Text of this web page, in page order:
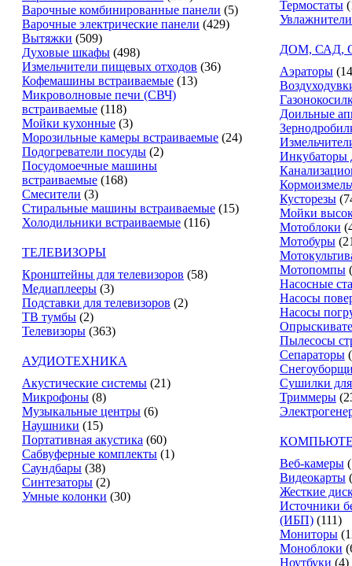
Варочные комбинированные панели (5)
Варочные электрические панели (429)
Вытяжки (509)
Духовые шкафы (498)
Измельчители пищевых отходов (36)
Кофемашины встраиваемые (13)
Микроволновые печи (СВЧ)
встраиваемые (118)
Мойки кухонные (3)
Морозильные камеры встраиваемые (24)
Подогреватели посуды (2)
Посудомоечные машины
встраиваемые (168)
Смесители (3)
Стиральные машины встраиваемые (15)
Холодильники встраиваемые (116)
ТЕЛЕВИЗОРЫ
Кронштейны для телевизоров (58)
Медиаплееры (3)
Подставки для телевизоров (2)
ТВ тумбы (2)
Телевизоры (363)
АУДИОТЕХНИКА
Акустические системы (21)
Микрофоны (8)
Музыкальные центры (6)
Наушники (15)
Портативная акустика (60)
Сабвуферные комплекты (1)
Саундбары (38)
Синтезаторы (2)
Умные колонки (30)
Термостаты
ДОМ, САД,
Аэраторы
Доильные
Инкубаторы
Кусторезы
Мойки
Мотоблоки
Мотобуры
Мотопомпы
Насосные
Насосы
Насосы
Пылесосы
Сепараторы
Сушилки
Триммеры
Веб-камеры
Видеокарты
Жесткие
Источники
(ИБП) (111)
Мониторы
Моноблоки
Ноутбуки (4)